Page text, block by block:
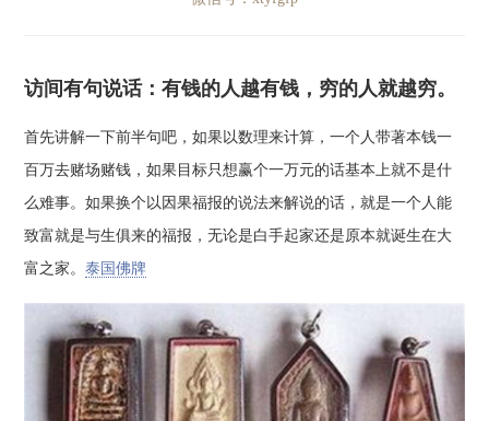
访间有句说话：有钱的人越有钱，穷的人就越穷。
首先讲解一下前半句吧，如果以数理来计算，一个人带著本钱一
百万去赌场赌钱，如果目标只想赢个一万元的话基本上就不是什
么难事。如果换个以因果福报的说法来解说的话，就是一个人能
致富就是与生俱来的福报，无论是白手起家还是原本就诞生在大
富之家。泰国佛牌